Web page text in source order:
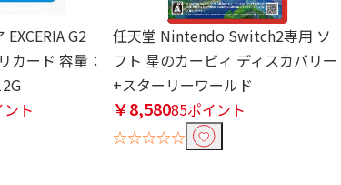
G2
カード 容量：
ト
任天堂 Nintendo Switch2専用 ソ
フト 星のカービィ ディスカバリー
+スターリーワールド
￥8,58085ポイント
☆☆☆☆☆